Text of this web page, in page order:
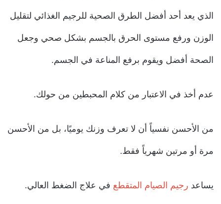
الذي يعد أحد أفضل الطرق الصحية للرجيم الغذائي لتقليل
الوزن ورفع مستوى الحرق بالجسم بشكل صحي وجعل
الصحة أفضل ويقوم برفع المناعة في الجسم.
عدم أخذ في الاعتبار من كلام المحبطين من حولك.
من الأحسن نفسياً أن لا تعرف وزنك يوميًا، بل من الأحسن
مرة أو مرتين شهرياً فقط.
يساعد رجيم الصيام المتقطع في علاج الضغط العالي.